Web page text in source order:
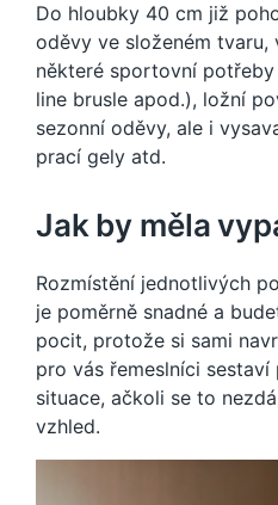
Do hloubky 40 cm již
oděvy ve složeném tvaru,
některé sportovní
line brusle apod.), ložní
sezonní oděvy, ale i
prací gely atd.
Jak by měla
Rozmístění jednotlivých
je poměrně snadné a
pocit, protože si sami
pro vás řemeslníci
situace, ačkoli se to
vzhled.